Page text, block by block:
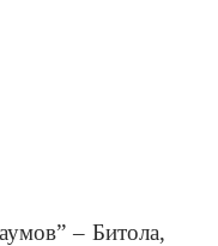
– Битола,